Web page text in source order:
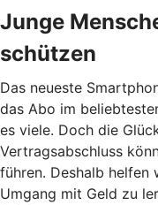
Junge
schützen
Das neueste
das Abo im
es viele. Doch die
Vertragsabschluss
führen. Deshalb helfen
Umgang mit Geld zu